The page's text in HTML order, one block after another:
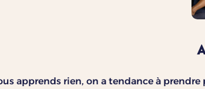
apprends rien, on a tendance à